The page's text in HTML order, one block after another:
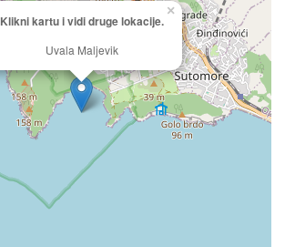
Klikni kartu i vidi druge lokacije.
Uvala Maljevik
×